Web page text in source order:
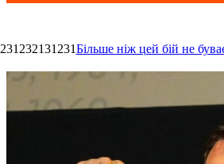
231232131231Більше ніж цей бій не